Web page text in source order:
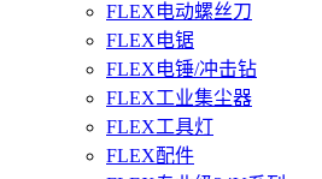
FLEX电动螺丝刀
FLEX电锯
FLEX电锤/冲击钻
FLEX工业集尘器
FLEX工具灯
FLEX配件